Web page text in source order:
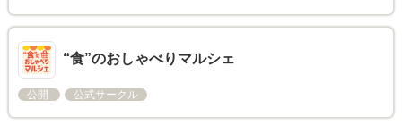
“食”のおしゃべりマルシェ
公開 公式サークル